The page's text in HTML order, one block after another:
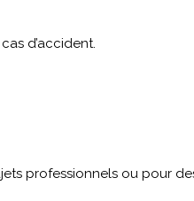
d’accident.
professionnels ou pour